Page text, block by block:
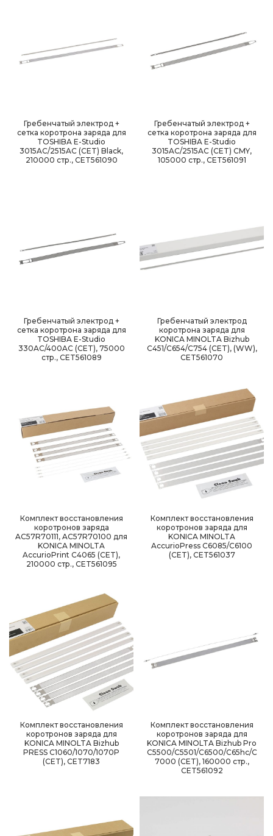
Гребенчатый электрод +
сетка коротрона заряда для
TOSHIBA E-Studio
3015AC/2515AC (CET) Black,
210000 стр., CET561090
Гребенчатый электрод +
сетка коротрона заряда для
TOSHIBA E-Studio
3015AC/2515AC (CET) CMY,
105000 стр., CET561091
Гребенчатый электрод +
сетка коротрона заряда для
TOSHIBA E-Studio
330AC/400AC (CET), 75000
стр., CET561089
Гребенчатый электрод
коротрона заряда для
KONICA MINOLTA Bizhub
C451/C654/C754 (CET), (WW),
CET561070
Комплект восстановления
коротронов заряда
AC57R70111, AC57R70100 для
KONICA MINOLTA
AccurioPrint C4065 (CET),
210000 стр., CET561095
Комплект восстановления
коротронов заряда для
KONICA MINOLTA
AccurioPress C6085/C6100
(CET), CET561037
Комплект восстановления
коротронов заряда для
KONICA MINOLTA Bizhub
PRESS C1060/1070/1070P
(CET), CET7183
Комплект восстановления
коротронов заряда для
KONICA MINOLTA Bizhub Pro
C5500/C5501/C6500/C65hc/C
7000 (CET), 160000 стр.,
CET561092